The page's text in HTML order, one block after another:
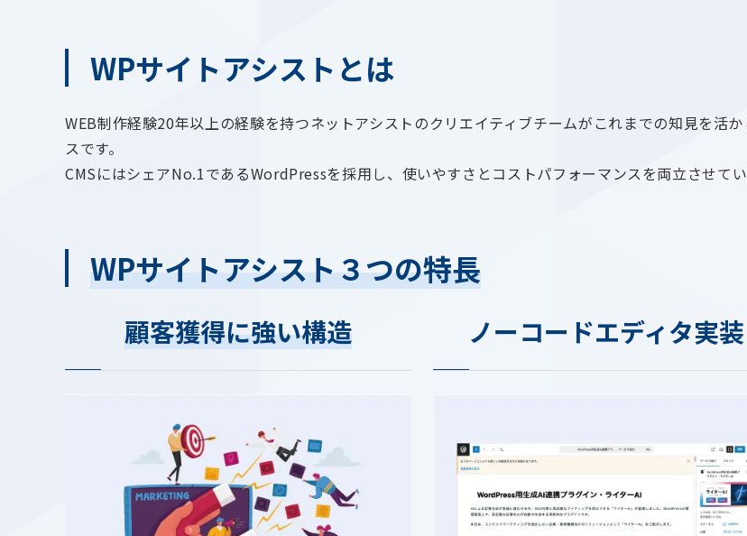
WPサイトアシストとは
WEB制作経験20年以上の経験を持つネットアシストのクリエイティブチームがこれまでの知見を活
スです。
CMSにはシェアNo.1であるWordPressを採用し、使いやすさとコストパフォーマンスを両立させてい
WPサイトアシスト３つの特長
顧客獲得に強い構造 ノーコードエディタ実装